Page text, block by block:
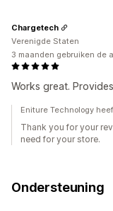
Works great.
Chargetech
Verenigde Staten
3 maanden gebruiken de
Eniture Technology
Thank you for your
need for your store.
Ondersteuning